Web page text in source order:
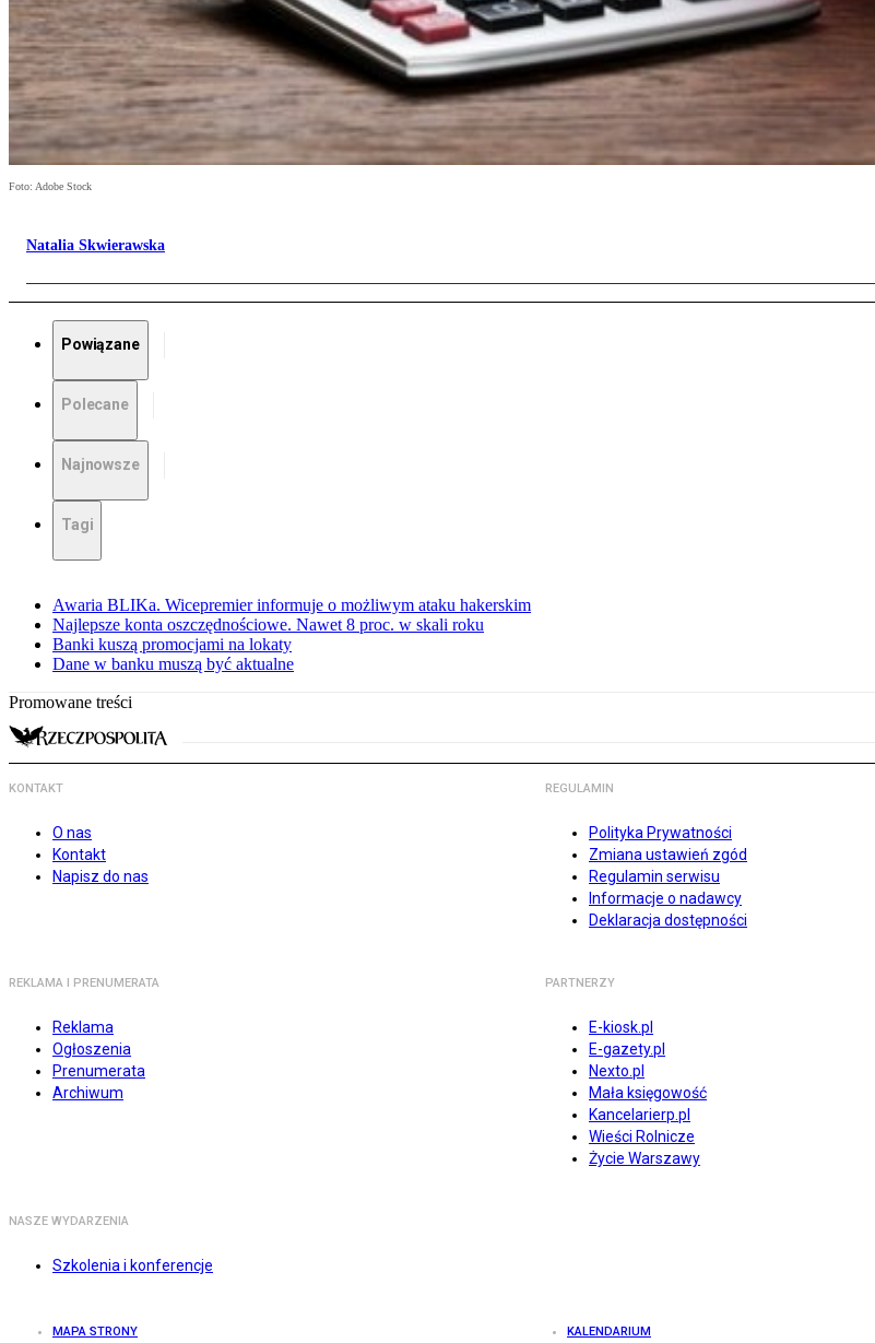
Foto: Adobe Stock
Natalia Skwierawska
Powiązane
Polecane
Najnowsze
Tagi
Awaria BLIKa. Wicepremier informuje o możliwym ataku hakerskim
Najlepsze konta oszczędnościowe. Nawet 8 proc. w skali roku
Banki kuszą promocjami na lokaty
Dane w banku muszą być aktualne
Promowane treści
KONTAKT
O nas
Kontakt
Napisz do nas
REGULAMIN
Polityka Prywatności
Zmiana ustawień zgód
Regulamin serwisu
Informacje o nadawcy
Deklaracja dostępności
REKLAMA I PRENUMERATA
Reklama
Ogłoszenia
Prenumerata
Archiwum
PARTNERZY
E-kiosk.pl
E-gazety.pl
Nexto.pl
Mała księgowość
Kancelarierp.pl
Wieści Rolnicze
Życie Warszawy
NASZE WYDARZENIA
Szkolenia i konferencje
MAPA STRONY KALENDARIUM